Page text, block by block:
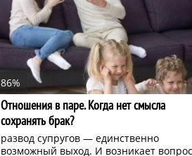
86%
Отношения в паре. Когда нет смысла
сохранять брак?
развод супругов — единственно
возможный выход. И возникает